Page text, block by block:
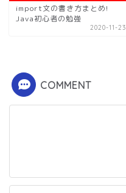
import文の書き方まとめ!
Java初心者の勉強
2020-11-23
COMMENT